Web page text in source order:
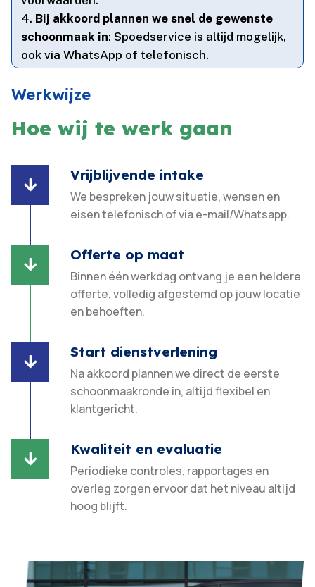
Bij akkoord plannen we snel de gewenste
schoonmaak in: Spoedservice is altijd mogelijk,
ook via WhatsApp of telefonisch.​
Werkwijze
Hoe wij te werk gaan

Vrijblijvende intake
We bespreken jouw situatie, wensen en
eisen telefonisch of via e-mail/Whatsapp.

Offerte op maat
Binnen één werkdag ontvang je een heldere
offerte, volledig afgestemd op jouw locatie
en behoeften.​

Start dienstverlening
Na akkoord plannen we direct de eerste
schoonmaakronde in, altijd flexibel en
klantgericht.​

Kwaliteit en evaluatie
Periodieke controles, rapportages en
overleg zorgen ervoor dat het niveau altijd
hoog blijft.​